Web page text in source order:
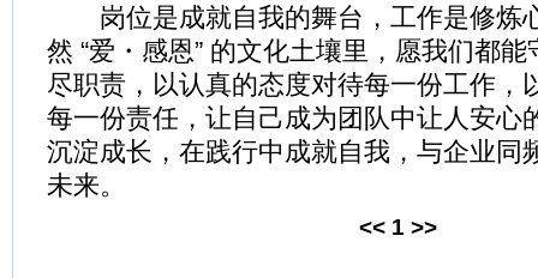
岗位是成就自我的舞台，工作是修炼
然 “爱・感恩” 的文化土壤里，愿我们都
尽职责，以认真的态度对待每一份工作，
每一份责任，让自己成为团队中让人安心
沉淀成长，在践行中成就自我，与企业同
未来。
<< 1 >>